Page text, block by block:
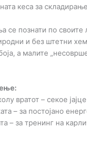
кеса за
се познати по своите
и без штетни
а малите
вратот – секое
– за постојано
– за тренинг на